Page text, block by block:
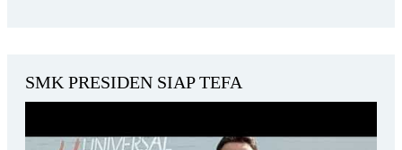
SMK PRESIDEN SIAP TEFA